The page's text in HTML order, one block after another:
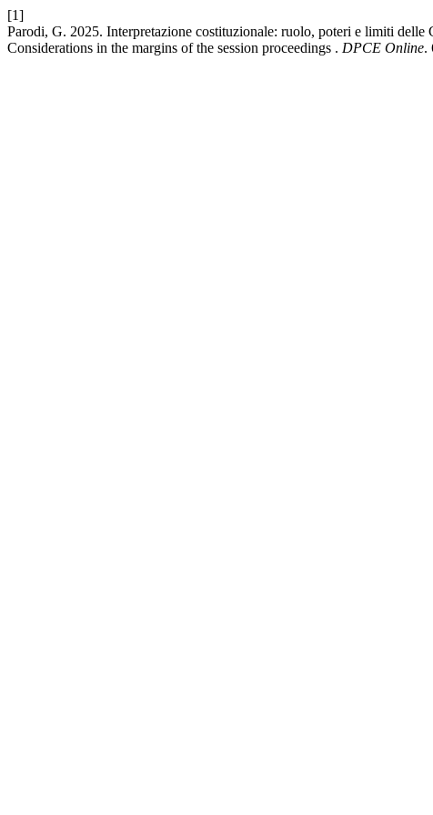
[1]
Parodi, G. 2025. Interpretazione costituzionale: ruolo, poteri e limiti
Considerations in the margins of the session proceedings . DPCE Online.